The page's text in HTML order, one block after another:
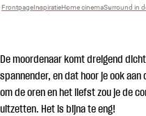
Frontpage ›
Inspiratie ›
Home cinema ›
Surround in
De moordenaar komt dreigend
spannender, en dat hoor je ook
om de oren en het liefst zou je de
uitzetten. Het is bijna te eng!